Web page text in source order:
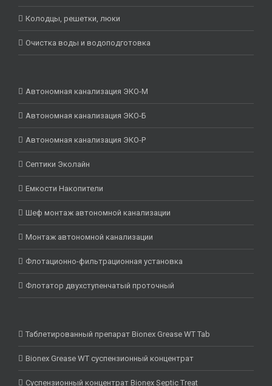
Колодцы, решетки, люки
Очистка воды и водоподготовка
Автономная канализация ЭКО-М
Автономная канализация ЭКО-Б
Автономная канализация ЭКО-Р
Септики Эколайн
Емкости Накопители
Шеф монтаж автономной канализации
Монтаж автономной канализации
Флотационно-фильтрационная установка
Флотатор двухступенчатый проточный
Таблетированный препарат Bionex Grease WT Tab
Bionex Grease WT суспензионный концентрат
Суспензионный концентрат Bionex Septic Treat